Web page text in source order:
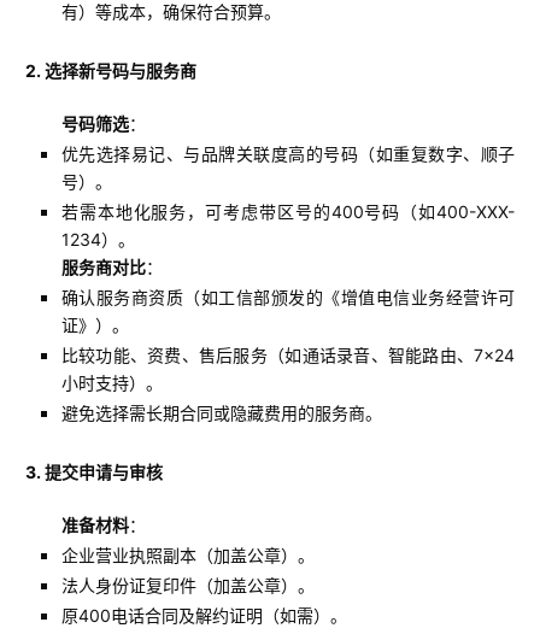
有）等成本，确保符合预算。
2. 选择新号码与服务商
号码筛选：
优先选择易记、与品牌关联度高的号码（如重复数字、顺子
号）。
若需本地化服务，可考虑带区号的400号码（如400-XXX-
1234）。
服务商对比：
确认服务商资质（如工信部颁发的《增值电信业务经营许可
证》）。
比较功能、资费、售后服务（如通话录音、智能路由、7×24
小时支持）。
避免选择需长期合同或隐藏费用的服务商。
3. 提交申请与审核
准备材料：
企业营业执照副本（加盖公章）。
法人身份证复印件（加盖公章）。
原400电话合同及解约证明（如需）。